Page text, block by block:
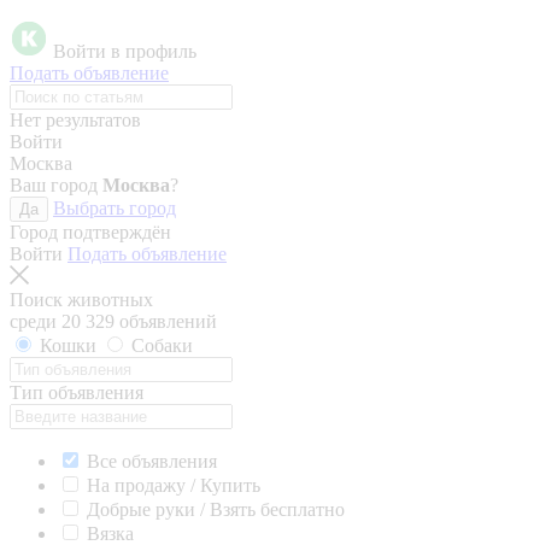
Войти в профиль
Подать объявление
Нет результатов
Войти
Москва
Ваш город Москва?
Да
Выбрать город
Город подтверждён
Войти Подать объявление
Поиск животных
среди 20 329 объявлений
Кошки
Собаки
Тип объявления
Все объявления
На продажу / Купить
Добрые руки / Взять бесплатно
Вязка